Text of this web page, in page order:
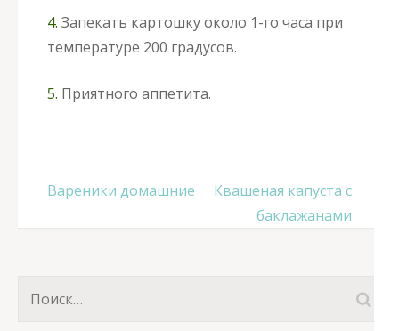
4. Запекать картошку около 1-го часа при
температуре 200 градусов.
5. Приятного аппетита.
Навигация
Вареники домашние
Квашеная капуста с
баклажанами
Найти: